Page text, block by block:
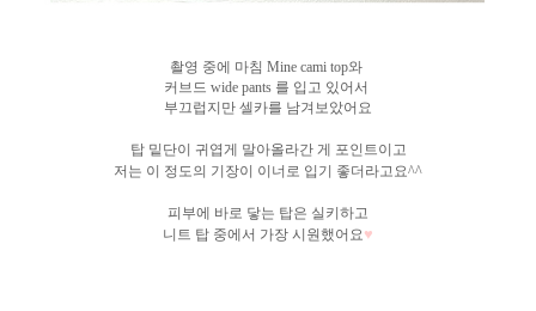
촬영 중에 마침 Mine cami top와
커브드 wide pants 를 입고 있어서
부끄럽지만 셀카를 남겨보았어요
탑 밑단이 귀엽게 말아올라간 게 포인트이고
저는 이 정도의 기장이 이너로 입기 좋더라고요^^
피부에 바로 닿는 탑은 실키하고
니트 탑 중에서 가장 시원했어 요 ♥